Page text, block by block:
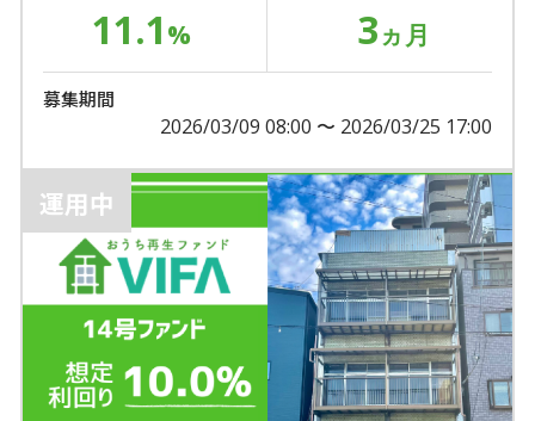
11.1 % 3ヵ月
募集期間
2026/03/09 08:00 〜 2026/03/25 17:00
運用中